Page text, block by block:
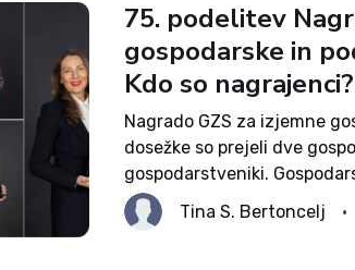
75. podelitev
gospodarske in
Kdo so nagrajenci?
Nagrado GZS za izjemne
dosežke so prejeli dve
gospodarstveniki.
nagrado že 57-ič podelila
za njihovo večletno
Tina S. Bertoncelj